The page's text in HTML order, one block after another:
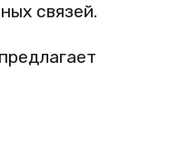
связей.